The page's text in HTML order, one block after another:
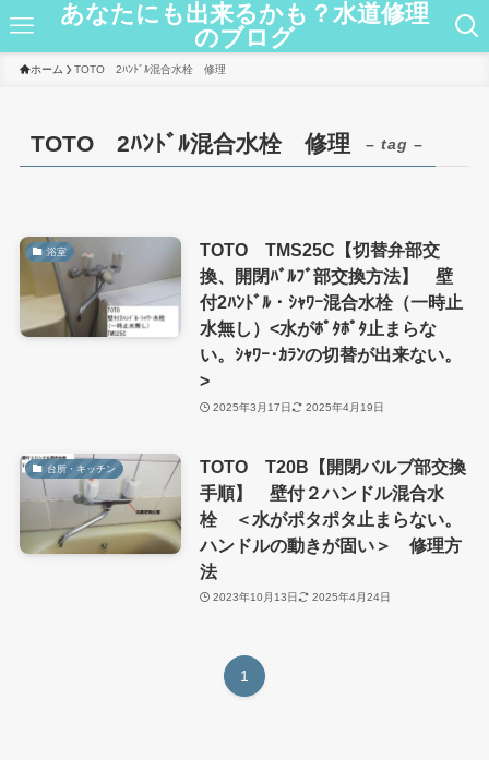
あなたにも出来るかも？水道修理
のブログ
ホーム TOTO 2ﾊﾝﾄﾞﾙ混合水栓 修理
TOTO 2ﾊﾝﾄﾞﾙ混合水栓 修理 – tag –
浴室
TOTO TMS25C【切替弁部交
換、開閉ﾊﾞﾙﾌﾞ部交換方法】 壁
付2ﾊﾝﾄﾞﾙ・ｼｬﾜｰ混合水栓（一時止
水無し）<水がﾎﾟﾀﾎﾟﾀ止まらな
い。ｼｬﾜｰ･ｶﾗﾝの切替が出来ない。
>
2025年3月17日 2025年4月19日
台所・キッチン
TOTO T20B【開閉バルブ部交換
手順】 壁付２ハンドル混合水
栓 ＜水がポタポタ止まらない。
ハンドルの動きが固い＞ 修理方
法
2023年10月13日 2025年4月24日
1